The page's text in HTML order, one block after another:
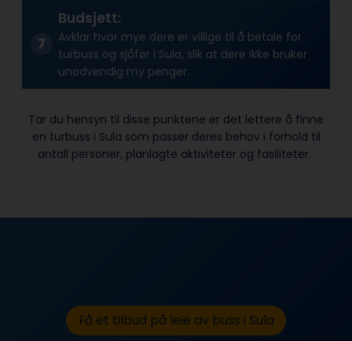
Budsjett:
Avklar hvor mye dere er villige til å betale for
turbuss og sjåfør i Sula, slik at dere ikke bruker
unødvendig my penger.
Tar du hensyn til disse punktene er det lettere å finne
en turbuss i Sula som passer deres behov i forhold til
antall personer, planlagte aktiviteter og fasiliteter.
Få et tilbud på leie av buss i Sula